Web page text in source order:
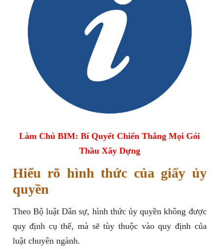
Làm Chủ BIM: Bí Quyết Chiến Thắng Mọi Gói
Thầu Xây Dựng
Hiểu rõ hình thức của giấy ủy
quyền
Theo Bộ luật Dân sự, hình thức ủy quyền không được
quy định cụ thể, mà sẽ tùy thuộc vào quy định của
luật chuyên ngành.